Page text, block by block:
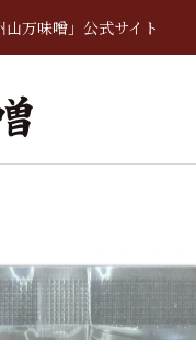
万味噌」公式サイト